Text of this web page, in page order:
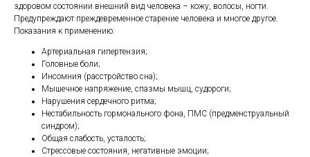
здоровом состоянии внешний вид человека – кожу, волосы, ногти.
Предупреждают преждевременное старение человека и многое другое.
Показания к применению:
Артериальная гипертензия;
Головные боли;
Инсомния (расстройство сна);
Мышечное напряжение, спазмы мышц, судороги;
Нарушения сердечного ритма;
Нестабильность гормонального фона, ПМС (предменструальный
синдром);
Общая слабость, усталость;
Стрессовые состояния, негативные эмоции;